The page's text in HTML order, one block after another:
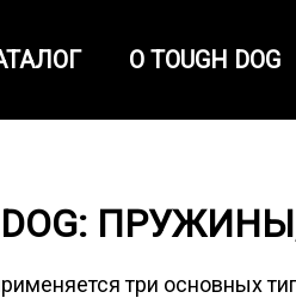
О TOUGH DOG
три основных